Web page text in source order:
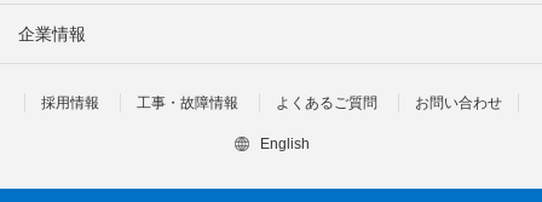
企業情報
採用情報 工事・故障情報 よくあるご質問 お問い合わせ
English